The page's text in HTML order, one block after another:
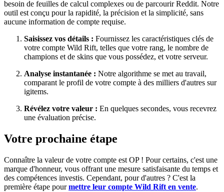
besoin de feuilles de calcul complexes ou de parcourir Reddit. Notre
outil est conçu pour la rapidité, la précision et la simplicité, sans
aucune information de compte requise.
Saisissez vos détails : Fournissez les caractéristiques clés de
votre compte Wild Rift, telles que votre rang, le nombre de
champions et de skins que vous possédez, et votre serveur.
Analyse instantanée : Notre algorithme se met au travail,
comparant le profil de votre compte à des milliers d'autres sur
igitems.
Révélez votre valeur : En quelques secondes, vous recevrez
une évaluation précise.
Votre prochaine étape
Connaître la valeur de votre compte est OP ! Pour certains, c'est une
marque d'honneur, vous offrant une mesure satisfaisante du temps et
des compétences investis. Cependant, pour d'autres ? C'est la
première étape pourmettre leur compte Wild Rift en vente.